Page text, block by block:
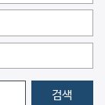
검색